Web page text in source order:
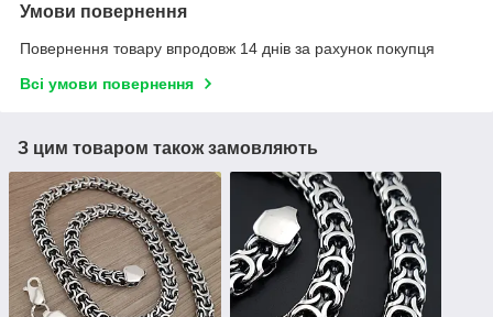
Умови повернення
Повернення товару впродовж 14 днів за рахунок покупця
Всі умови повернення
З цим товаром також замовляють